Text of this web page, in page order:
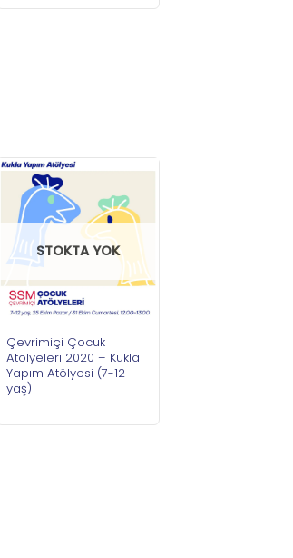
STOKTA YOK
Çevrimiçi Çocuk
Atölyeleri 2020 – Kukla
Yapım Atölyesi (7-12
yaş)